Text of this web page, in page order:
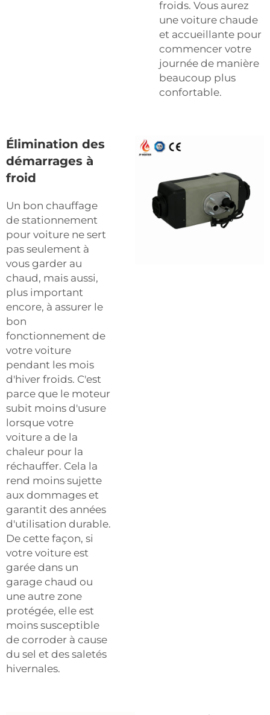
froids. Vous aurez
une voiture chaude
et accueillante pour
commencer votre
journée de manière
beaucoup plus
confortable.
Élimination des
démarrages à
froid
Un bon chauffage
de stationnement
pour voiture ne sert
pas seulement à
vous garder au
chaud, mais aussi,
plus important
encore, à assurer le
bon
fonctionnement de
votre voiture
pendant les mois
d'hiver froids. C'est
parce que le moteur
subit moins d'usure
lorsque votre
voiture a de la
chaleur pour la
réchauffer. Cela la
rend moins sujette
aux dommages et
garantit des années
d'utilisation durable.
De cette façon, si
votre voiture est
garée dans un
garage chaud ou
une autre zone
protégée, elle est
moins susceptible
de corroder à cause
du sel et des saletés
hivernales.